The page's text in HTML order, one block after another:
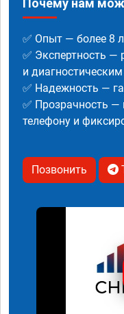
Почему нам
✅ Опыт — более 8
✅ Экспертность
и
✅ Надежность —
✅ Прозрачность —
телефону и
Позвонить